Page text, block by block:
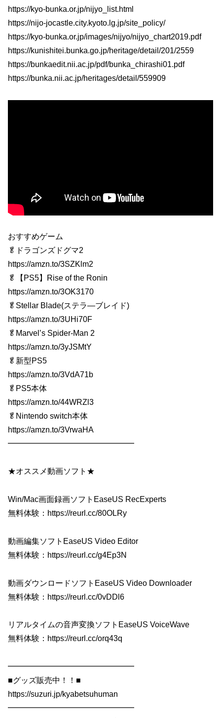
https://kyo-bunka.or.jp/nijyo_list.html
https://nijo-jocastle.city.kyoto.lg.jp/site_policy/
https://kyo-bunka.or.jp/images/nijyo/nijyo_chart2019.pdf
https://kunishitei.bunka.go.jp/heritage/detail/201/2559
https://bunkaedit.nii.ac.jp/pdf/bunka_chirashi01.pdf
https://bunka.nii.ac.jp/heritages/detail/559909
おすすめゲーム
🥬ドラゴンズドグマ2
https://amzn.to/3SZKlm2
🥬【PS5】Rise of the Ronin
https://amzn.to/3OK3170
🥬Stellar Blade(ステラ―ブレイド)
https://amzn.to/3UHi70F
🥬Marvel’s Spider-Man 2
https://amzn.to/3yJSMtY
🥬新型PS5
https://amzn.to/3VdA71b
🥬PS5本体
https://amzn.to/44WRZl3
🥬Nintendo switch本体
https://amzn.to/3VrwaHA
━━━━━━━━━━━━━━━━
★オススメ動画ソフト★
Win/Mac画面録画ソフトEaseUS RecExperts
無料体験：https://reurl.cc/80OLRy
動画編集ソフトEaseUS Video Editor
無料体験：https://reurl.cc/g4Ep3N
動画ダウンロードソフトEaseUS Video Downloader
無料体験：https://reurl.cc/0vDDl6
リアルタイムの音声変換ソフトEaseUS VoiceWave
無料体験：https://reurl.cc/orq43q
━━━━━━━━━━━━━━━━
■グッズ販売中！！■
https://suzuri.jp/kyabetsuhuman
━━━━━━━━━━━━━━━━